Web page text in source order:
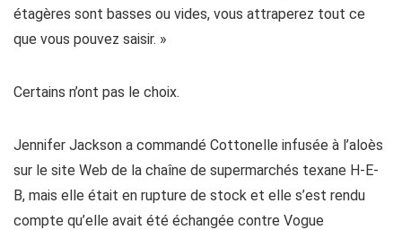
étagères sont basses ou vides, vous attraperez tout ce
que vous pouvez saisir. »
Certains n’ont pas le choix.
Jennifer Jackson a commandé Cottonelle infusée à l’aloès
sur le site Web de la chaîne de supermarchés texane H-E-
B, mais elle était en rupture de stock et elle s’est rendu
compte qu’elle avait été échangée contre Vogue